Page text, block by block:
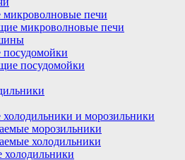
микроволновые печи
микроволновые печи
посудомойки
посудомойки
и морозильники
морозильники
холодильники
холодильники